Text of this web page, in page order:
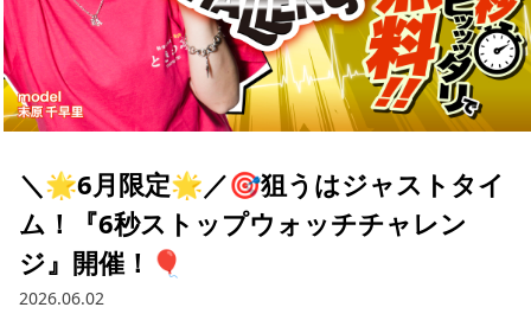
＼🌟6月限定🌟／🎯狙うはジャストタイ
ム！『6秒ストップウォッチチャレン
ジ』開催！🎈
2026.06.02